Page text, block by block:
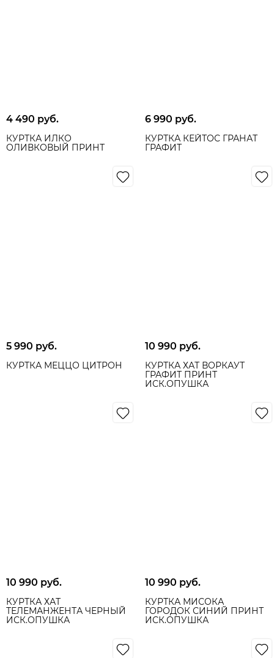
4 490 руб.
КУРТКА ИЛКО
ОЛИВКОВЫЙ ПРИНТ
6 990 руб.
КУРТКА КЕЙТОС ГРАНАТ
ГРАФИТ
5 990 руб.
КУРТКА МЕЦЦО ЦИТРОН
10 990 руб.
КУРТКА ХАТ ВОРКАУТ
ГРАФИТ ПРИНТ
ИСК.ОПУШКА
10 990 руб.
КУРТКА ХАТ
ТЕЛЕМАНЖЕНТА ЧЕРНЫЙ
ИСК.ОПУШКА
10 990 руб.
КУРТКА МИСОКА
ГОРОДОК СИНИЙ ПРИНТ
ИСК.ОПУШКА